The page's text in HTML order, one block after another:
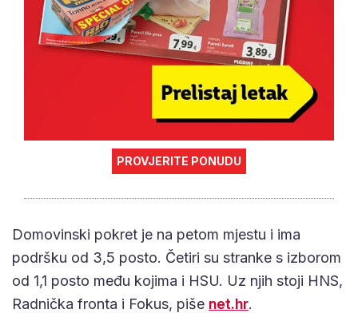
PROVJERITE PONUDU
Domovinski pokret je na petom mjestu i ima
podršku od 3,5 posto. Četiri su stranke s izborom
od 1,1 posto među kojima i HSU. Uz njih stoji HNS,
Radnička fronta i Fokus, piše net.hr.